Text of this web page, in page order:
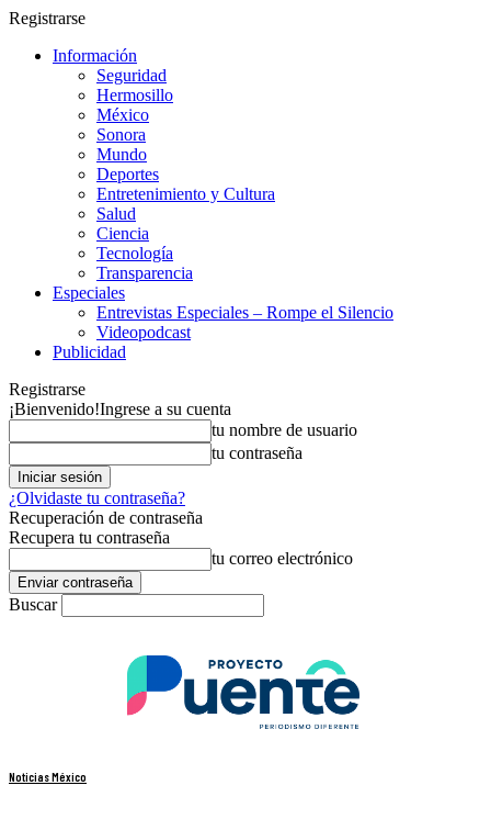
Registrarse
Información
Seguridad
Hermosillo
México
Sonora
Mundo
Deportes
Entretenimiento y Cultura
Salud
Ciencia
Tecnología
Transparencia
Especiales
Entrevistas Especiales – Rompe el Silencio
Videopodcast
Publicidad
Registrarse
¡Bienvenido!Ingrese a su cuenta
tu nombre de usuario
tu contraseña
¿Olvidaste tu contraseña?
Recuperación de contraseña
Recupera tu contraseña
tu correo electrónico
Buscar
Noticias México